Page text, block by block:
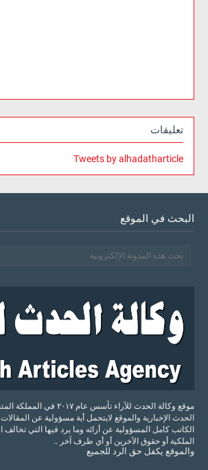
تعليقات
Tweets by alhadatharticle
البحث في الموقع
موقع وكالة الحدث للآراء
الحدث الإخبارية والموقع لايتحمل أية مسؤولية عن
الكاتب كامل المسؤولية عن أرائه وما يرد فيها التي تخالف
الملكية أو حقوق الآخرين أو أي طرف آخر ..
والموقع يكفل حق الرد للجميع